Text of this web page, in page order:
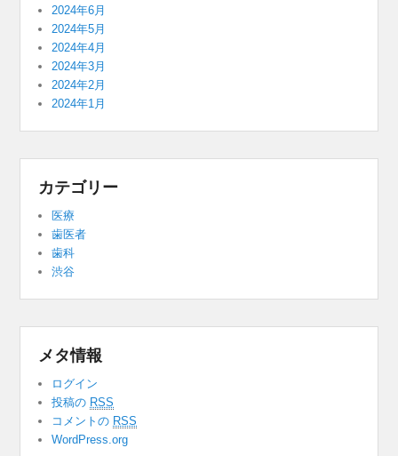
2024年6月
2024年5月
2024年4月
2024年3月
2024年2月
2024年1月
カテゴリー
医療
歯医者
歯科
渋谷
メタ情報
ログイン
投稿の RSS
コメントの RSS
WordPress.org